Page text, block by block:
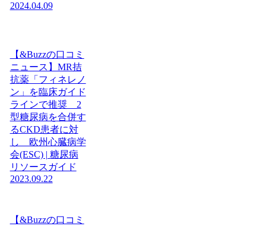
2024.04.09
【&Buzzの口コミ
ニュース】MR拮
抗薬「フィネレノ
ン」を臨床ガイド
ラインで推奨 2
型糖尿病を合併す
るCKD患者に対
し 欧州心臓病学
会(ESC) | 糖尿病
リソースガイド
2023.09.22
【&Buzzの口コミ